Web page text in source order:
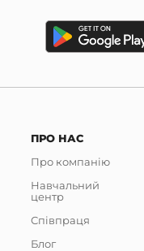
ПРО НАС
Про компанію
Навчальний
центр
Співпраця
Блог